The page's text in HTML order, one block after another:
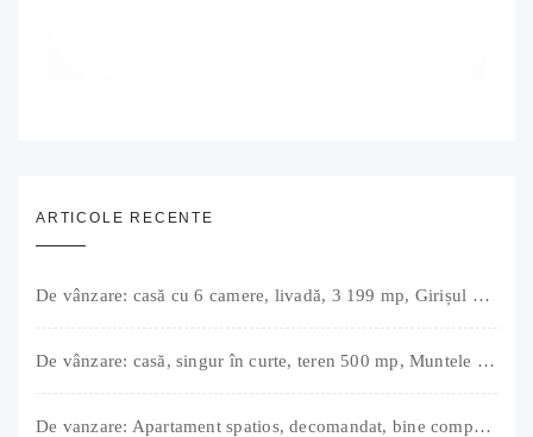
ARTICOLE RECENTE
De vânzare: casă cu 6 camere, livadă, 3 199 mp, Girișul Negru, Bihor, 42 000 Euro. Comision 0.
De vânzare: casă, singur în curte, teren 500 mp, Muntele Găina, Oradea. 157.000 € (negociabil). Comision 0.
De vanzare: Apartament spatios, decomandat, bine compartimentat, 3 camere, 2 bai, bucatarie, suprafață utilă de 64 mp + 3 balcoane (11 mp), strada Barierei, zona Dragos Voda Oradea. 89 500 E (neg). Comision 0